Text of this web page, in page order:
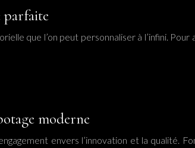
parfaite
que l’on peut personnaliser à l’infini.
moderne
envers l’innovation et la qualité.